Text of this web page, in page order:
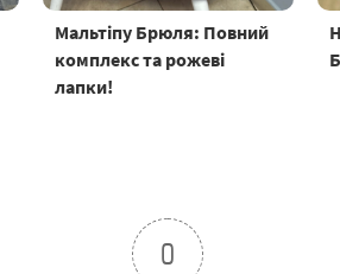
Мальтіпу Брюля: Повний
комплекс та рожеві
лапки!
0